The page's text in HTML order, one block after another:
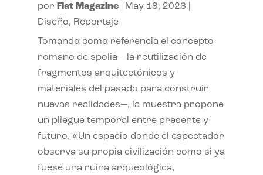
por Flat Magazine| May 18, 2026
Diseño, Reportaje
Tomando como referencia el concepto
romano de spolia —la reutilización de
fragmentos arquitectónicos y
materiales del pasado para construir
nuevas realidades—, la muestra propone
un pliegue temporal entre presente y
futuro. «Un espacio donde el espectador
observa su propia civilización como si ya
fuese una ruina arqueológica,